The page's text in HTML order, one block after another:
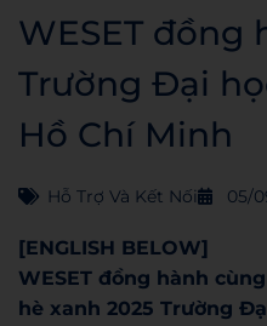
WESET đồng
Trường Đại
Hồ Chí Minh
Hỗ Trợ Và Kết Nối 05/
[ENGLISH BELOW]
WESET đồng hành
hè xanh 2025 Trường